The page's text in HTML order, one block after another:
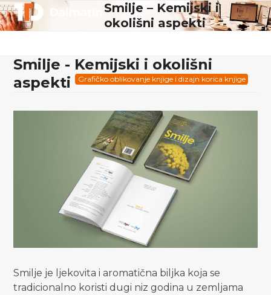
Skip
to
Open
mobile
Close
mobile
Smilje – Kemijski i
okolišni aspekti
Smilje - Kemijski i okolišni
aspekti Grafičko oblikovanje knjige i dizajn korica knjige
Smilje je ljekovita i aromatična biljka koja se
tradicionalno koristi dugi niz godina u zemljama